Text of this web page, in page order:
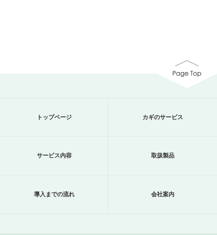
トップページ カギのサービス
サービス内容 取扱製品
導入までの流れ 会社案内